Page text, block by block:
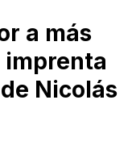
a más
imprenta
Nicolás